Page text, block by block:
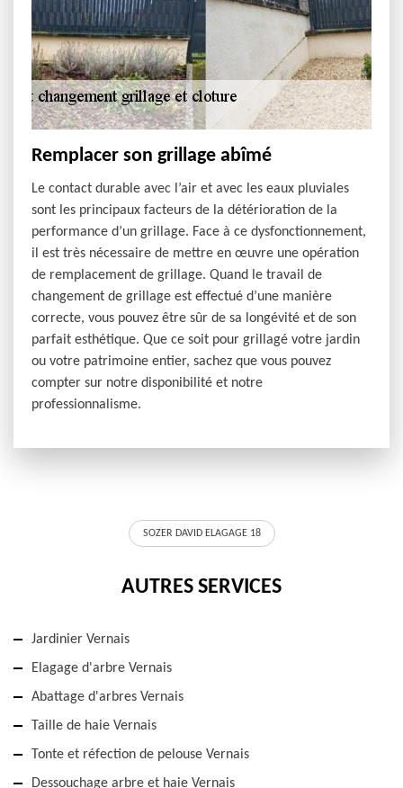
Remplacer son grillage abîmé
Le contact durable avec l’air et avec les eaux pluviales
sont les principaux facteurs de la détérioration de la
performance d’un grillage. Face à ce dysfonctionnement,
il est très nécessaire de mettre en œuvre une opération
de remplacement de grillage. Quand le travail de
changement de grillage est effectué d’une manière
correcte, vous pouvez être sûr de sa longévité et de son
parfait esthétique. Que ce soit pour grillagé votre jardin
ou votre patrimoine entier, sachez que vous pouvez
compter sur notre disponibilité et notre
professionnalisme.
SOZER DAVID ELAGAGE 18
AUTRES SERVICES
Jardinier Vernais
Elagage d'arbre Vernais
Abattage d'arbres Vernais
Taille de haie Vernais
Tonte et réfection de pelouse Vernais
Dessouchage arbre et haie Vernais